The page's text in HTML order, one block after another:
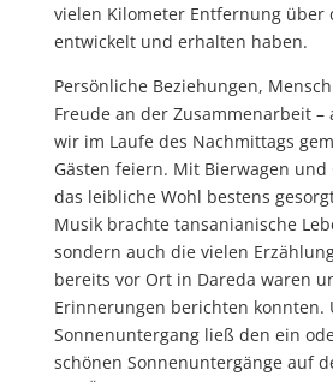
vielen Kilometer Entfernung über
entwickelt und erhalten haben.
Persönliche Beziehungen,
Freude an der Zusammenarbeit –
wir im Laufe des Nachmittags
Gästen feiern. Mit Bierwagen
das leibliche Wohl bestens
Musik brachte tansanianische
sondern auch die vielen
bereits vor Ort in Dareda waren
Erinnerungen berichten konnten.
Sonnenuntergang ließ den ein
schönen Sonnenuntergänge auf